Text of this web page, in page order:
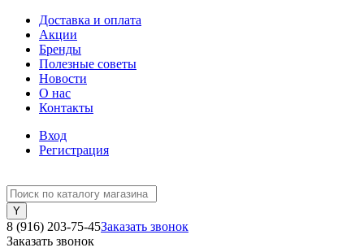
Доставка и оплата
Акции
Бренды
Полезные советы
Новости
О нас
Контакты
Вход
Регистрация
8 (916) 203-75-45Заказать звонок
Заказать звонок